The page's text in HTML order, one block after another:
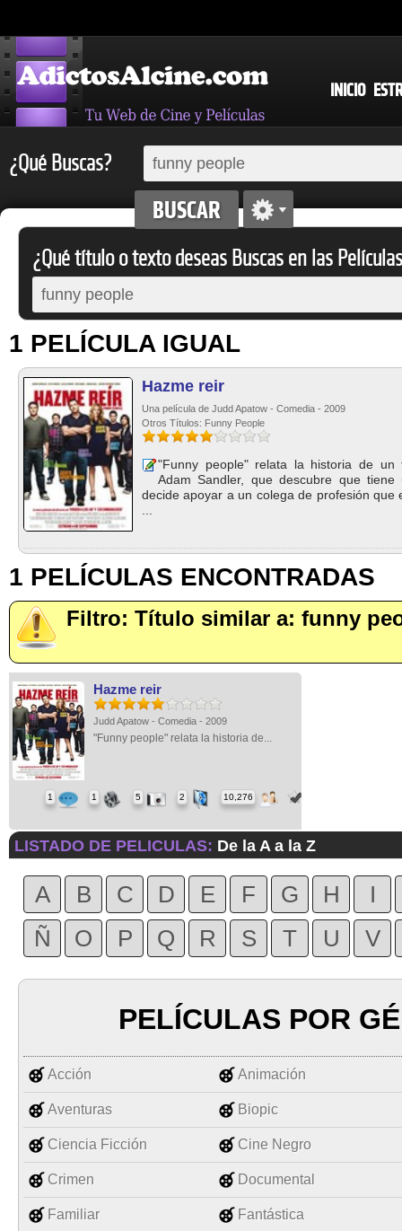
INICIO
¿Qué Buscas?
¿Qué título o texto deseas Buscas en las
1 PELÍCULA IGUAL
Hazme reir
Una película de Judd Apatow - Comedia - 2009
Otros Títulos: Funny People
"Funny people" relata la historia de un
Adam Sandler, que descubre que
decide apoyar a un colega de profesión que
1 PELÍCULAS ENCONTRADAS
Filtro: Título similar a: funny
Hazme reir
Judd Apatow - Comedia - 2009
"Funny people" relata la historia de...
1 1 5 2 10,276
LISTADO DE PELICULAS: De la A a la Z
A B C D E F G H
I
Ñ
O P Q R S T U V
PELÍCULAS POR
Acción Animación
Aventuras Biopic
Ciencia Ficción Cine Negro
Crimen Documental
Familiar Fantástica